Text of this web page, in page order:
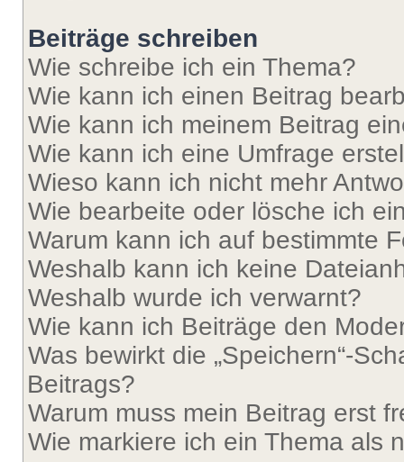
Beiträge schreiben
Wie schreibe ich ein Thema?
Wie kann ich einen Beitrag
Wie kann ich meinem Beitrag
Wie kann ich eine Umfrage
Wieso kann ich nicht mehr
Wie bearbeite oder lösche ich
Warum kann ich auf bestimmte
Weshalb kann ich keine
Weshalb wurde ich verwarnt?
Wie kann ich Beiträge den
Was bewirkt die „Speichern“-
Beitrags?
Warum muss mein Beitrag erst
Wie markiere ich ein Thema als